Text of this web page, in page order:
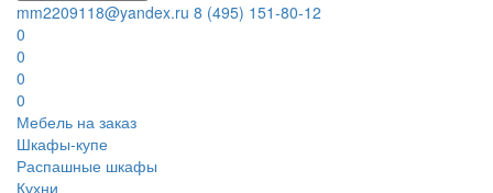
mm2209118@yandex.ru 8 (495) 151-80-12
0
0
0
0
Мебель на заказ
Шкафы-купе
Распашные шкафы
Кухни